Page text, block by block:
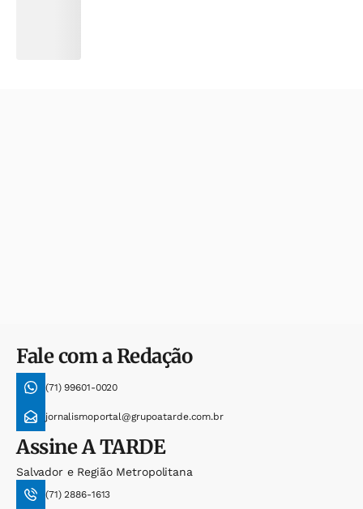
Fale com a Redação
(71) 99601-0020
jornalismoportal@grupoatarde.com.br
AssineA TARDE
Salvador e Região Metropolitana
(71) 2886-1613